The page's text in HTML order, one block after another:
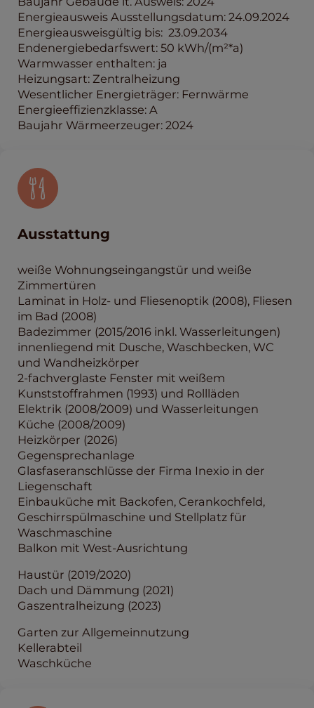
Energieausweis Ausstellungsdatum: 24.09.2024
Energieausweisgültig bis: 23.09.2034
Endenergiebedarfswert: 50 kWh/(m²*a)
Warmwasser enthalten: ja
Heizungsart: Zentralheizung
Wesentlicher Energieträger: Fernwärme
Energieeffizienzklasse: A
Baujahr Wärmeerzeuger: 2024
Ausstattung
weiße Wohnungseingangstür und weiße
Zimmertüren
Laminat in Holz- und Fliesenoptik (2008), Fliesen
im Bad (2008)
Badezimmer (2015/2016 inkl. Wasserleitungen)
innenliegend mit Dusche, Waschbecken, WC
und Wandheizkörper
2-fachverglaste Fenster mit weißem
Kunststoffrahmen (1993) und Rollläden
Elektrik (2008/2009) und Wasserleitungen
Küche (2008/2009)
Heizkörper (2026)
Gegensprechanlage
Glasfaseranschlüsse der Firma Inexio in der
Liegenschaft
Einbauküche mit Backofen, Cerankochfeld,
Geschirrspülmaschine und Stellplatz für
Waschmaschine
Balkon mit West-Ausrichtung
Haustür (2019/2020)
Dach und Dämmung (2021)
Gaszentralheizung (2023)
Garten zur Allgemeinnutzung
Kellerabteil
Waschküche